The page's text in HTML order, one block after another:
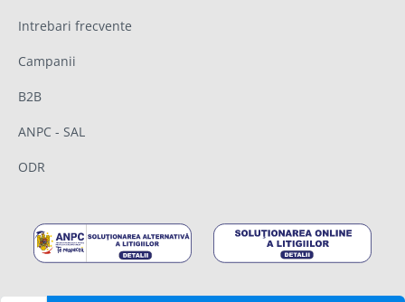
Intrebari frecvente
Campanii
B2B
ANPC - SAL
ODR